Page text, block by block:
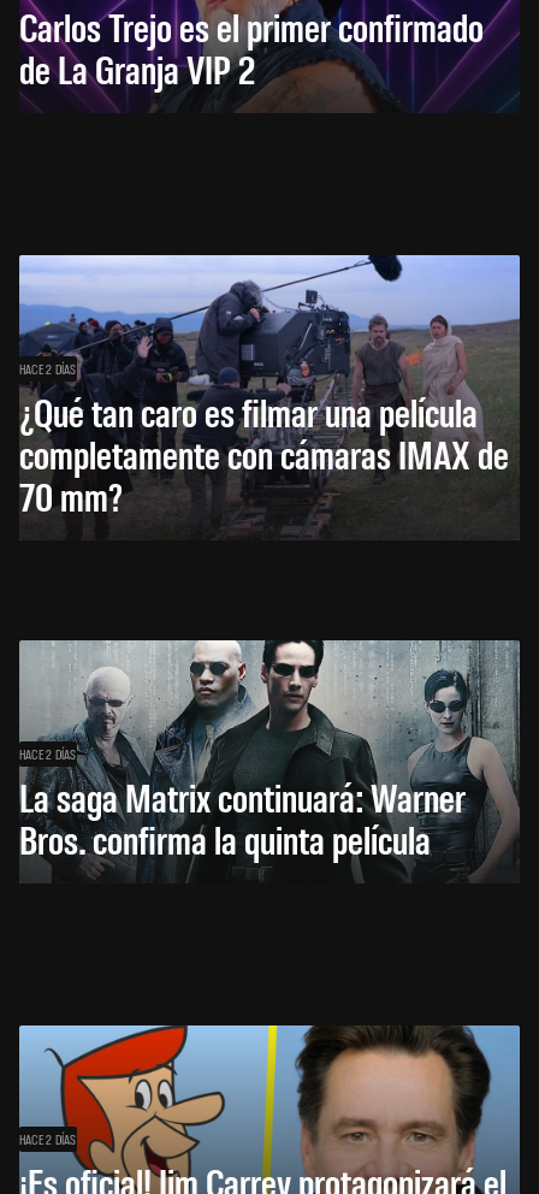
Carlos Trejo es el primer confirmado
de La Granja VIP 2
HACE 2 DÍAS
¿Qué tan caro es filmar una película
completamente con cámaras IMAX de
70 mm?
HACE 2 DÍAS
La saga Matrix continuará: Warner
Bros. confirma la quinta película
HACE 2 DÍAS
¡Es oficial! Jim Carrey protagonizará el